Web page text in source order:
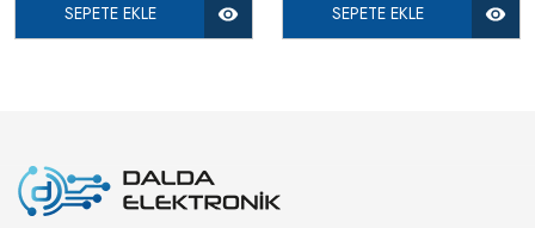
SEPETE EKLE SEPETE EKLE